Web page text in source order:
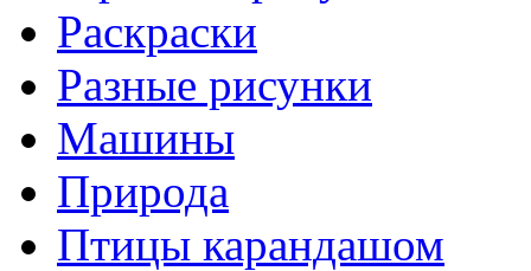
Раскраски
Разные рисунки
Машины
Природа
Птицы карандашом